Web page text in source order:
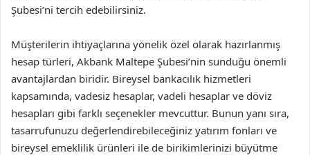
Şubesi’ni tercih edebilirsiniz.
Müşterilerin ihtiyaçlarına yönelik özel olarak hazırlanmış
hesap türleri, Akbank Maltepe Şubesi’nin sunduğu önemli
avantajlardan biridir. Bireysel bankacılık hizmetleri
kapsamında, vadesiz hesaplar, vadeli hesaplar ve döviz
hesapları gibi farklı seçenekler mevcuttur. Bunun yanı sıra,
tasarrufunuzu değerlendirebileceğiniz yatırım fonları ve
bireysel emeklilik ürünleri ile de birikimlerinizi büyütme